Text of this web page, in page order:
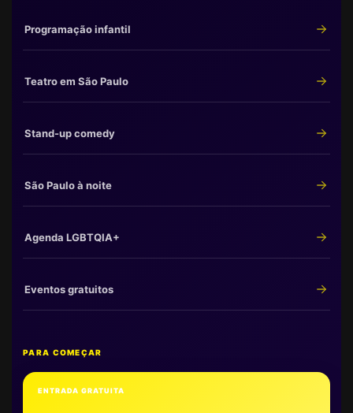
Programação infantil
Teatro em São Paulo
Stand-up comedy
São Paulo à noite
Agenda LGBTQIA+
Eventos gratuitos
PARA COMEÇAR
ENTRADA GRATUITA